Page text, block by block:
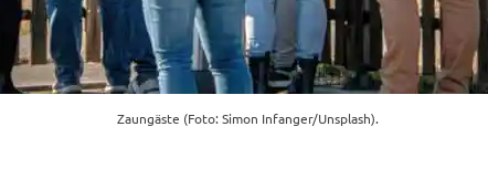
Zaungäste (Foto: Simon Infanger/Unsplash).